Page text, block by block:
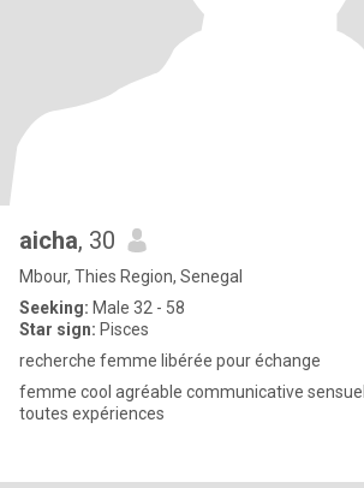
aicha, 30
Mbour, Thies Region, Senegal
Seeking: Male 32 - 58
Star sign: Pisces
recherche femme libérée pour échange
femme cool agréable communicative sensuelle et ouverte a
toutes expériences